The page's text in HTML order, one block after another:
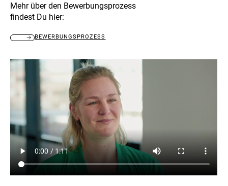
Mehr über den Bewerbungsprozess
findest Du hier:
BEWERBUNGSPROZESS